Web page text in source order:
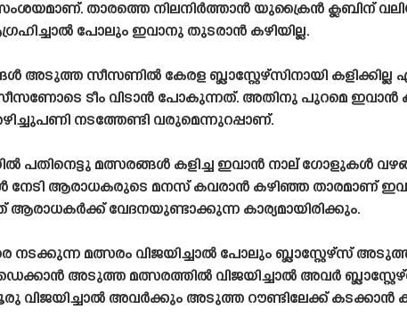
താരത്തെ നിലനിർത്താൻ യുക്രൈൻ ക്ലബിന്
പോലും ഇവാനു തുടരാൻ കഴിയില്ല.
അടുത്ത സീസണിൽ കേരള ബ്ലാസ്റ്റേഴ്‌സിനായി കളിക്കില്ല
ടീം വിടാൻ പോകുന്നത്. അതിനു പുറമെ ഇവാൻ
നടത്തേണ്ടി വരുമെന്നുറപ്പാണ്.
പതിനെട്ടു മത്സരങ്ങൾ കളിച്ച ഇവാൻ നാല് ഗോളുകൾ
നേടി ആരാധകരുടെ മനസ് കവരാൻ കഴിഞ്ഞ താരമാണ്
ആരാധകർക്ക് വേദനയുണ്ടാക്കുന്ന കാര്യമായിരിക്കും.
മത്സരം വിജയിച്ചാൽ പോലും ബ്ലാസ്റ്റേഴ്‌സ്
ഡെക്കാൻ അടുത്ത മത്സരത്തിൽ വിജയിച്ചാൽ അവർ
വിജയിച്ചാൽ അവർക്കും അടുത്ത റൗണ്ടിലേക്ക് കടക്കാൻ